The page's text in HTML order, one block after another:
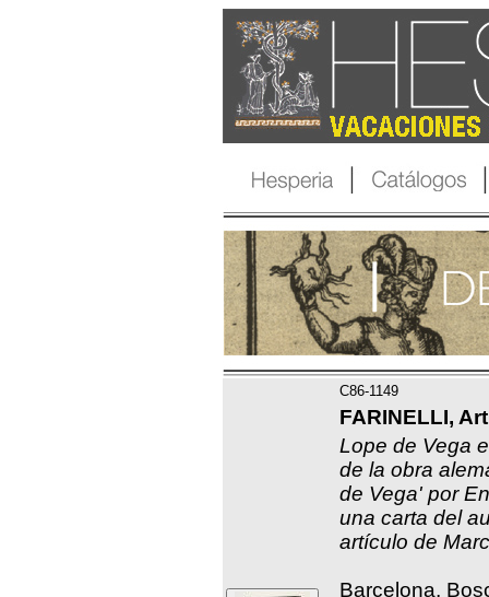
C86-1149
FARINELLI,
Lope de Vega
de la obra
de Vega' por
una carta del
artículo de
Barcelona,